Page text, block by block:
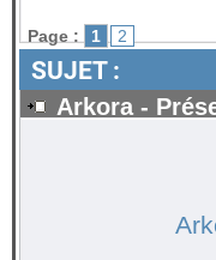
Page : 1 2
SUJET :
Arkora -